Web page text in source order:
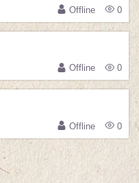
Offline
0
Offline
0
Offline
0